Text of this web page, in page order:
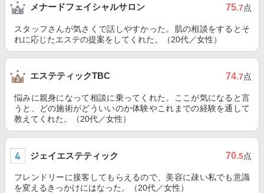
メナードフェイシャルサロン 75.7点
スタッフさんが気さくで話しやすかった。肌の相談をするとそ
れに応じたエステの提案をしてくれた。（20代／女性）
エステティックTBC 74.7点
悩みに親身になって相談に乗ってくれた。ここが気になると言
うと、どの施術がどういいのか体験やこれまでの経験を通して
教えてくれた。（20代／女性）
ジェイエステティック 70.5点
フレンドリーに接客してもらえるので、美容に疎い私でも意識
を変えるきっかけにはなった。（20代／女性）